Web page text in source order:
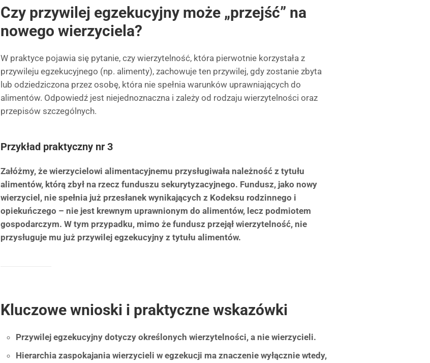
Czy przywilej egzekucyjny może „przejść” na
nowego wierzyciela?
W praktyce pojawia się pytanie, czy wierzytelność, która pierwotnie korzystała z
przywileju egzekucyjnego (np. alimenty), zachowuje ten przywilej, gdy zostanie zbyta
lub odziedziczona przez osobę, która nie spełnia warunków uprawniających do
alimentów. Odpowiedź jest niejednoznaczna i zależy od rodzaju wierzytelności oraz
przepisów szczególnych.
Przykład praktyczny nr 3
Załóżmy, że wierzycielowi alimentacyjnemu przysługiwała należność z tytułu
alimentów, którą zbył na rzecz funduszu sekurytyzacyjnego. Fundusz, jako nowy
wierzyciel, nie spełnia już przesłanek wynikających z Kodeksu rodzinnego i
opiekuńczego – nie jest krewnym uprawnionym do alimentów, lecz podmiotem
gospodarczym. W tym przypadku, mimo że fundusz przejął wierzytelność, nie
przysługuje mu już przywilej egzekucyjny z tytułu alimentów.
Kluczowe wnioski i praktyczne wskazówki
Przywilej egzekucyjny dotyczy określonych wierzytelności, a nie wierzycieli.
Hierarchia zaspokajania wierzycieli w egzekucji ma znaczenie wyłącznie wtedy,